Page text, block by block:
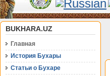
BUKHARA.UZ
Главная
История Бухары
Статьи о Бухаре